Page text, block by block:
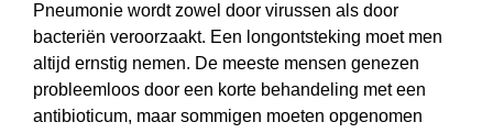
Pneumonie wordt zowel door virussen als door
bacteriën veroorzaakt. Een longontsteking moet men
altijd ernstig nemen. De meeste mensen genezen
probleemloos door een korte behandeling met een
antibioticum, maar sommigen moeten opgenomen